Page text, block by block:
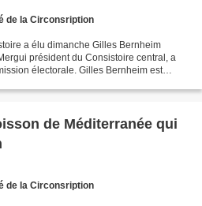
de la Circonsription
a élu dimanche Gilles Bernheim
président du Consistoire central, a
électorale. Gilles Bernheim est
de Méditerranée qui
de la Circonsription